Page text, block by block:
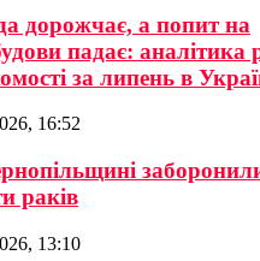
дорожчає, а попит на
падає: аналітика
за липень в
16:52
раків
13:10